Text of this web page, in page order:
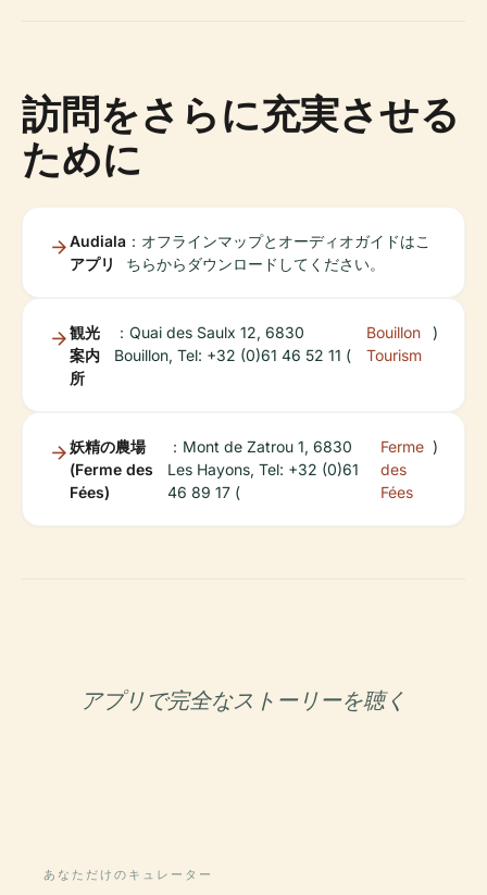
訪問をさらに充実させる
ために
Audiala
アプリ
：オフラインマップとオーディオガイドはこ
ちらからダウンロードしてください。
観光
案内
所
：Quai des Saulx 12, 6830
Bouillon, Tel: +32 (0)61 46 52 11 (
Bouillon
Tourism
)
妖精の農場
(Ferme des
Fées)
：Mont de Zatrou 1, 6830
Les Hayons, Tel: +32 (0)61
46 89 17 (
Ferme
des
Fées
)
アプリで完全なストーリーを聴く
あなただけのキュレーター